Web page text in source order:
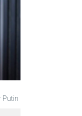
Putin